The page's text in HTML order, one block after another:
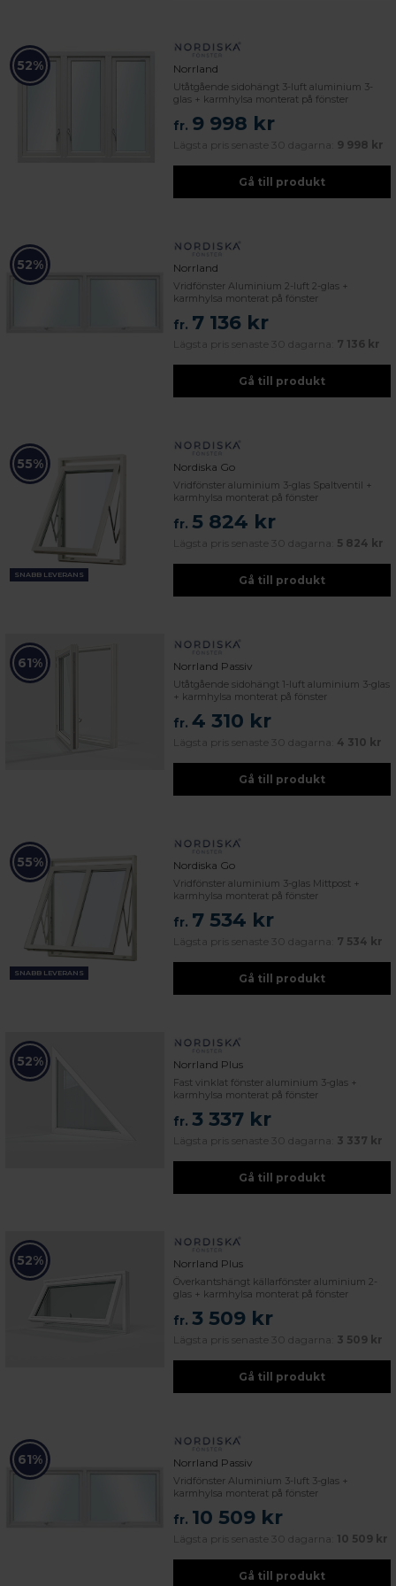
52% Norrland
Utåtgående sidohängt 3-luft aluminium 3-
glas + karmhylsa monterat på fönster
fr. 9 998 kr
Lägsta pris senaste 30 dagarna: 9 998 kr
Gå till produkt
52% Norrland
Vridfönster Aluminium 2-luft 2-glas +
karmhylsa monterat på fönster
fr. 7 136 kr
Lägsta pris senaste 30 dagarna: 7 136 kr
Gå till produkt
55%
SNABB LEVERANS
Nordiska Go
Vridfönster aluminium 3-glas Spaltventil +
karmhylsa monterat på fönster
fr. 5 824 kr
Lägsta pris senaste 30 dagarna: 5 824 kr
Gå till produkt
61% Norrland Passiv
Utåtgående sidohängt 1-luft aluminium 3-glas
+ karmhylsa monterat på fönster
fr. 4 310 kr
Lägsta pris senaste 30 dagarna: 4 310 kr
Gå till produkt
55%
SNABB LEVERANS
Nordiska Go
Vridfönster aluminium 3-glas Mittpost +
karmhylsa monterat på fönster
fr. 7 534 kr
Lägsta pris senaste 30 dagarna: 7 534 kr
Gå till produkt
52% Norrland Plus
Fast vinklat fönster aluminium 3-glas +
karmhylsa monterat på fönster
fr. 3 337 kr
Lägsta pris senaste 30 dagarna: 3 337 kr
Gå till produkt
52% Norrland Plus
Överkantshängt källarfönster aluminium 2-
glas + karmhylsa monterat på fönster
fr. 3 509 kr
Lägsta pris senaste 30 dagarna: 3 509 kr
Gå till produkt
61% Norrland Passiv
Vridfönster Aluminium 3-luft 3-glas +
karmhylsa monterat på fönster
fr. 10 509 kr
Lägsta pris senaste 30 dagarna: 10 509 kr
Gå till produkt